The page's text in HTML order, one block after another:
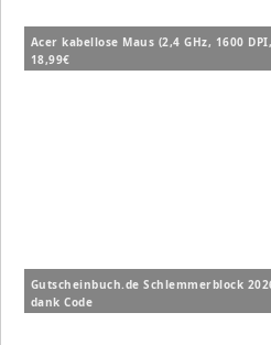
Acer kabellose Maus (2,4 GHz, 1600
18,99€
Gutscheinbuch.de Schlemmerblock
dank Code